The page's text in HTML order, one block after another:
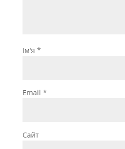
Ім'я *
Email *
Сайт